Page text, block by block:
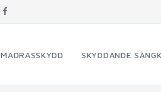
MADRASSKYDD SKYDDANDE